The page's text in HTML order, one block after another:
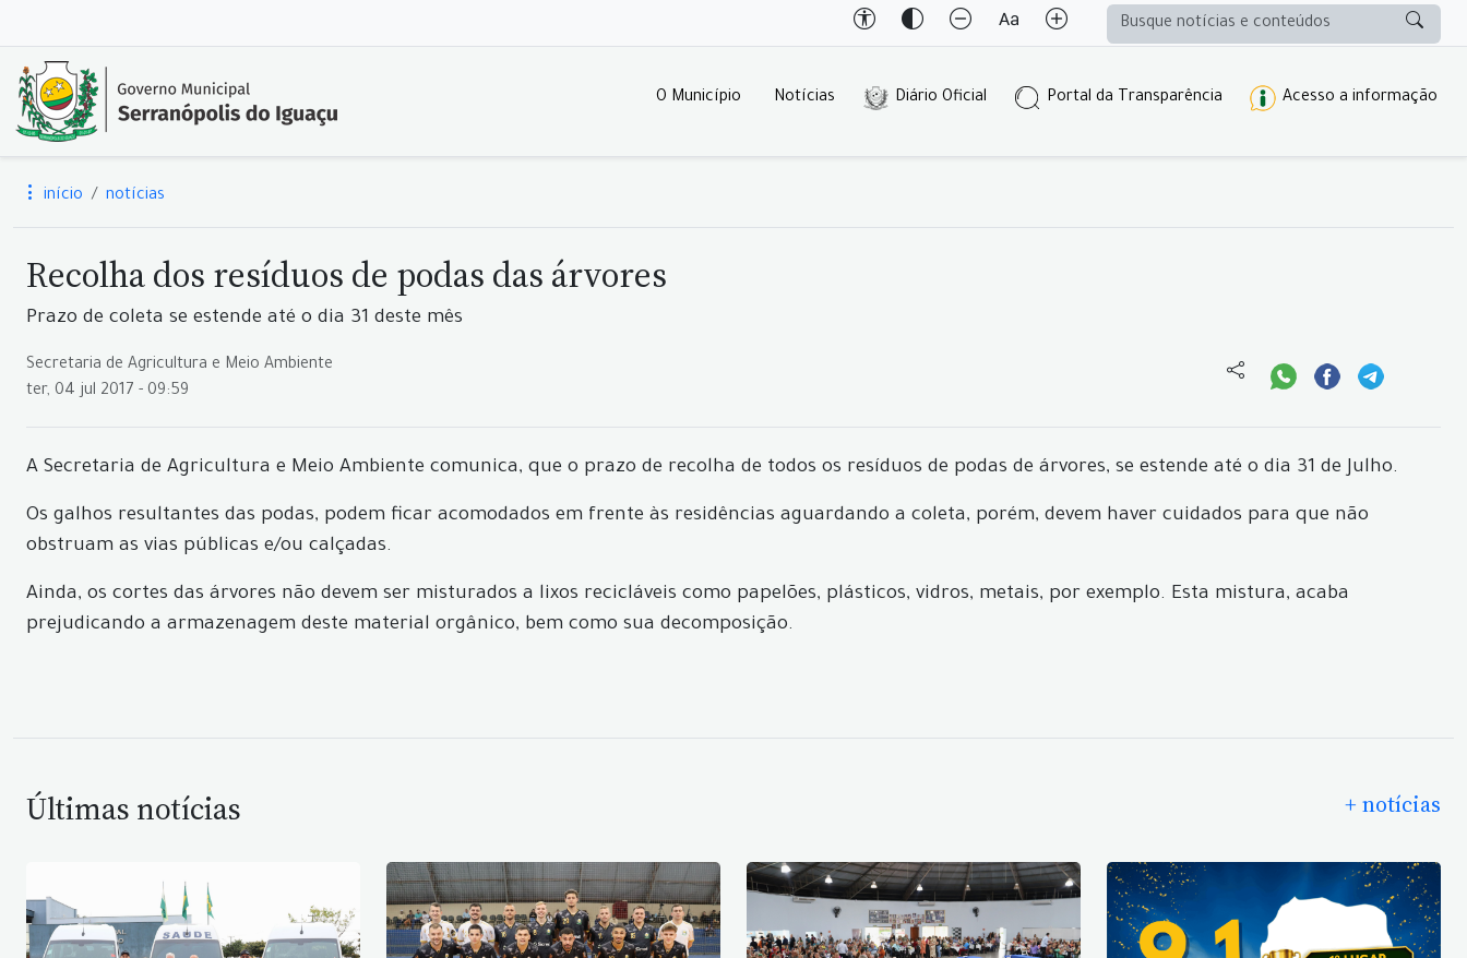
O Município Notícias Diário Oficial Portal da Transparência Acesso a informação
início notícias
Recolha dos resíduos de podas das árvores
Prazo de coleta se estende até o dia 31 deste mês
Secretaria de Agricultura e Meio Ambiente
ter, 04 jul 2017 - 09:59
A Secretaria de Agricultura e Meio Ambiente comunica, que o prazo de recolha de todos os resíduos de podas de árvores, se estende até o dia 31 de Julho.
Os galhos resultantes das podas, podem ficar acomodados em frente às residências aguardando a coleta, porém, devem haver cuidados para que não
obstruam as vias públicas e/ou calçadas.
Ainda, os cortes das árvores não devem ser misturados a lixos recicláveis como papelões, plásticos, vidros, metais, por exemplo. Esta mistura, acaba
prejudicando a armazenagem deste material orgânico, bem como sua decomposição.
Últimas notícias + notícias